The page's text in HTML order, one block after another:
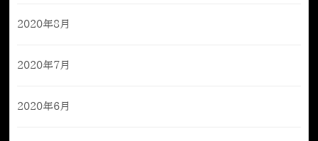
2020年8月
2020年7月
2020年6月